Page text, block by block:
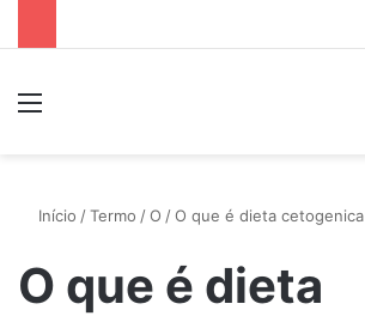
Início /Termo /O /O que é dieta cetogenica
O que é dieta